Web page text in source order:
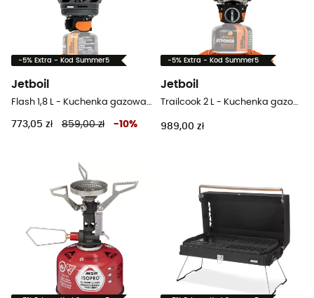
-5% Extra - Kod Summer5
Jetboil
Flash 1,8 L - Kuchenka gazowa turystyczna
773,05 zł 859,00 zł -10%
-5% Extra - Kod Summer5
Jetboil
Trailcook 2 L - Kuchenka gazowa turystyczna
989,00 zł